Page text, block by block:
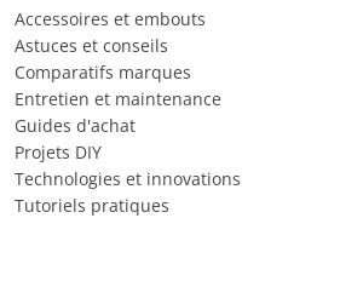
Accessoires et embouts
Astuces et conseils
Comparatifs marques
Entretien et maintenance
Guides d'achat
Projets DIY
Technologies et innovations
Tutoriels pratiques